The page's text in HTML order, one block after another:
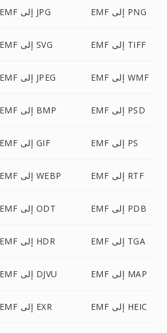
EMF إلى JPG EMF إلى PNG
EMF إلى SVG EMF إلى TIFF
EMF إلى JPEG EMF إلى WMF
EMF إلى BMP EMF إلى PSD
EMF إلى GIF EMF إلى PS
EMF إلى WEBP EMF إلى RTF
EMF إلى ODT EMF إلى PDB
EMF إلى HDR EMF إلى TGA
EMF إلى DJVU EMF إلى MAP
EMF إلى EXR EMF إلى HEIC